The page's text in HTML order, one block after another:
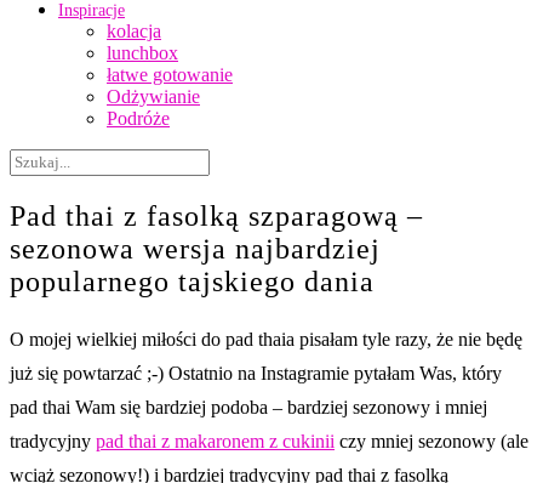
Inspiracje
kolacja
lunchbox
łatwe gotowanie
Odżywianie
Podróże
Pad thai z fasolką szparagową –
sezonowa wersja najbardziej
popularnego tajskiego dania
O mojej wielkiej miłości do pad thaia pisałam tyle razy, że nie będę
już się powtarzać ;-) Ostatnio na Instagramie pytałam Was, który
pad thai Wam się bardziej podoba – bardziej sezonowy i mniej
tradycyjny pad thai z makaronem z cukinii czy mniej sezonowy (ale
wciąż sezonowy!) i bardziej tradycyjny pad thai z fasolką